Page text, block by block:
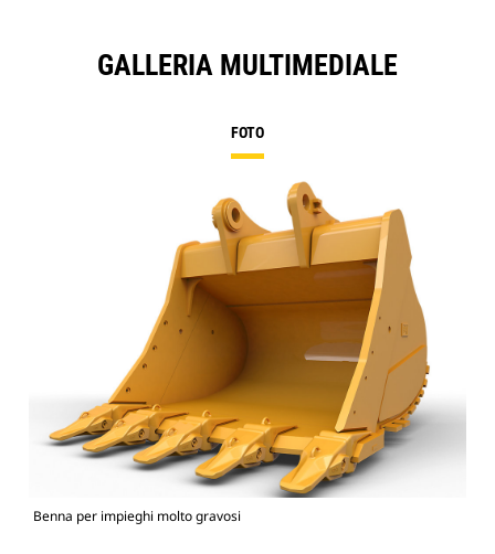
GALLERIA MULTIMEDIALE
FOTO
Benna per impieghi molto gravosi